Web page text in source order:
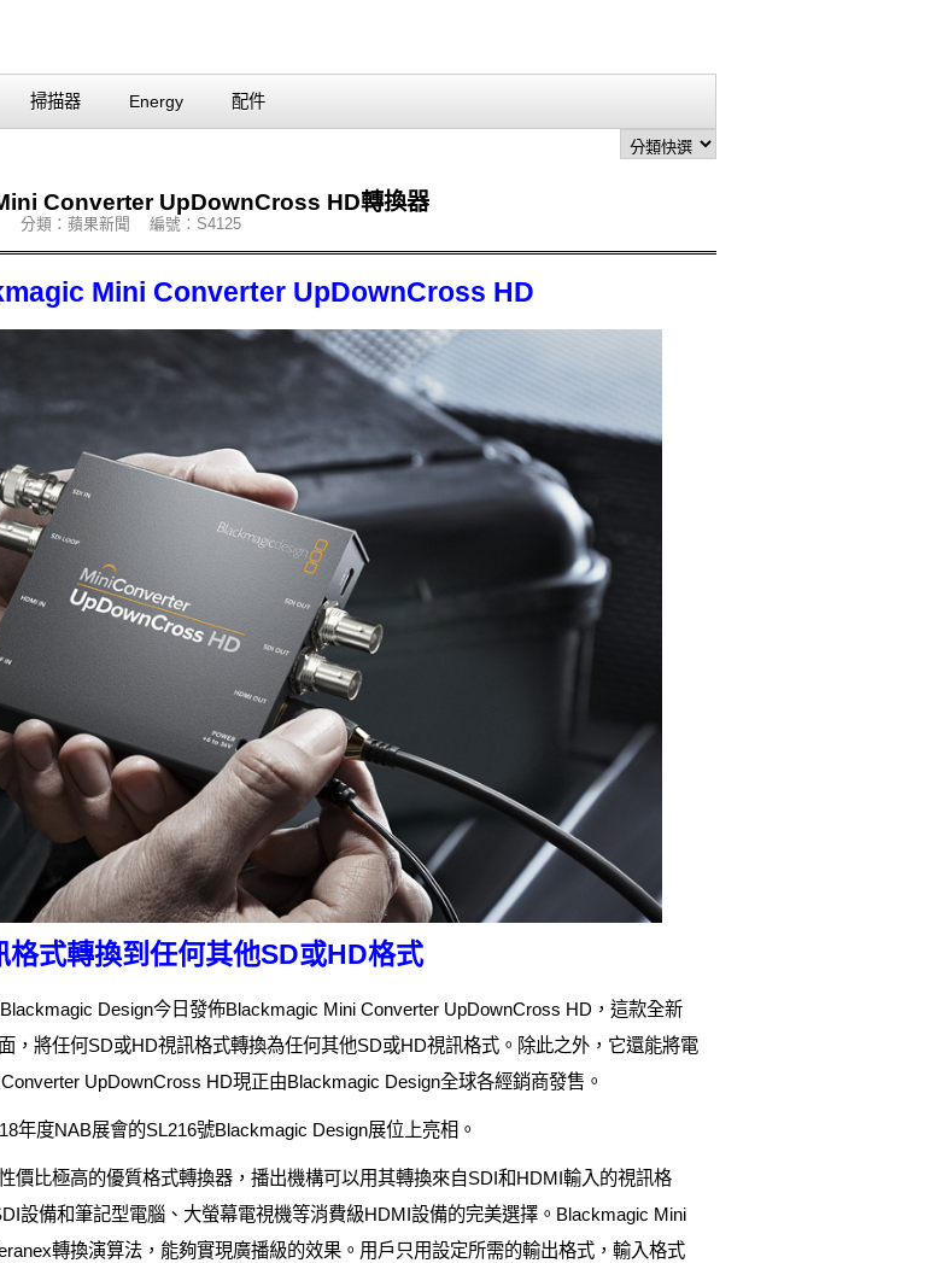
掃描器 Energy 配件
Converter UpDownCross HD轉換器
分類：蘋果新聞 編號：S4125
Mini Converter UpDownCross HD
式轉換到任何其他SD或HD格式
Design今日發佈Blackmagic Mini Converter UpDownCross HD，這款全新
，將任何SD或HD視訊格式轉換為任何其他SD或HD視訊格式。除此之外，它還能將電
UpDownCross HD現正由Blackmagic Design全球各經銷商發售。
年度NAB展會的SL216號Blackmagic Design展位上亮相。
價比極高的優質格式轉換器，播出機構可以用其轉換來自SDI和HDMI輸入的視訊格
設備和筆記型電腦、大螢幕電視機等消費級HDMI設備的完美選擇。Blackmagic Mini
轉換演算法，能夠實現廣播級的效果。用戶只用設定所需的輸出格式，輸入格式